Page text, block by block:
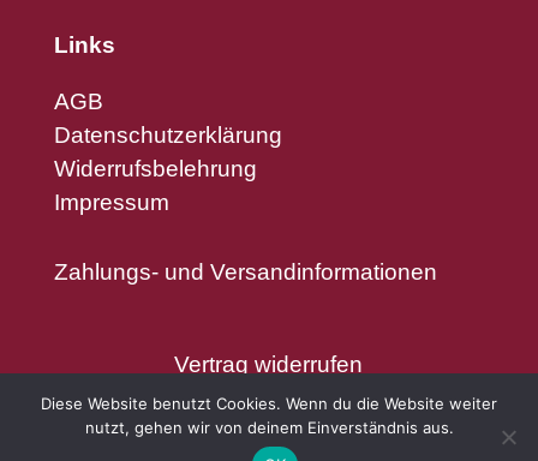
Links
AGB
Datenschutzerklärung
Widerrufsbelehrung
Impressum
Zahlungs- und Versandinformationen
Vertrag widerrufen
Diese Website benutzt Cookies. Wenn du die Website weiter
nutzt, gehen wir von deinem Einverständnis aus.